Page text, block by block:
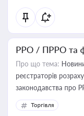
РРО / ПРРО та
Про що тема:
реєстраторів
Торгівля